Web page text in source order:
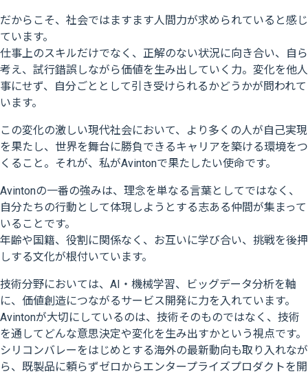
だからこそ、社会ではますます人間力が求められていると感じ
ています。
仕事上のスキルだけでなく、正解のない状況に向き合い、自ら
考え、試行錯誤しながら価値を生み出していく力。変化を他人
事にせず、自分ごととして引き受けられるかどうかが問われて
います。
この変化の激しい現代社会において、より多くの人が自己実現
を果たし、世界を舞台に勝負できるキャリアを築ける環境をつ
くること。それが、私がAvintonで果たしたい使命です。
Avintonの一番の強みは、理念を単なる言葉としてではなく、
自分たちの行動として体現しようとする志ある仲間が集まって
いることです。
年齢や国籍、役割に関係なく、お互いに学び合い、挑戦を後押
しする文化が根付いています。
技術分野においては、AI・機械学習、ビッグデータ分析を軸
に、価値創造につながるサービス開発に力を入れています。
Avintonが大切にしているのは、技術そのものではなく、技術
を通してどんな意思決定や変化を生み出すかという視点です。
シリコンバレーをはじめとする海外の最新動向も取り入れなが
ら、既製品に頼らずゼロからエンタープライズプロダクトを開